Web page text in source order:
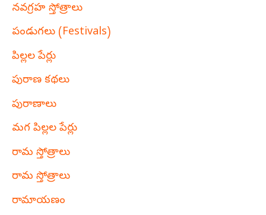
నవగ్రహ స్తోత్రాలు
పండుగలు (Festivals)
పిల్లల పేర్లు
పురాణ కథలు
పురాణాలు
మగ పిల్లల పేర్లు
రామ స్తోత్రాలు
రామ స్తోత్రాలు
రామాయణం